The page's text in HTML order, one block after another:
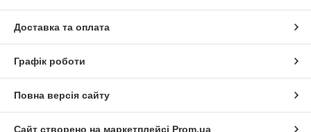
Доставка та оплата
Графік роботи
Повна версія сайту
Сайт створено на маркетплейсі Prom.ua